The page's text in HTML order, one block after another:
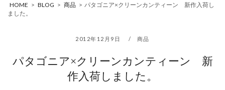
HOME > BLOG > 商品 > パタゴニア×クリーンカンティーン 新作入荷し
ました。
2012年12月9日 商品
パタゴニア×クリーンカンティーン 新
作入荷しました。